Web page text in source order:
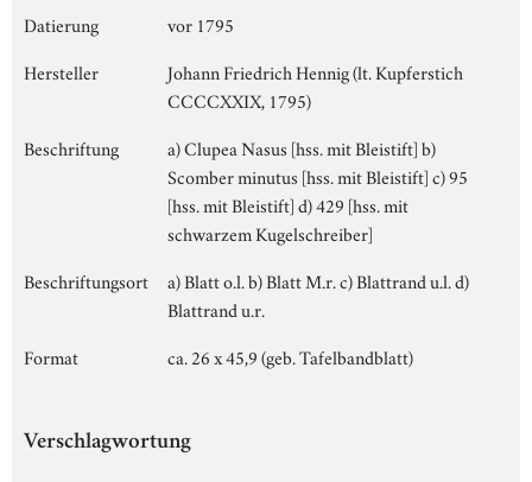
Datierung
vor 1795
Hersteller
Johann Friedrich Hennig (lt. Kupferstich
CCCCXXIX, 1795)
Beschriftung
a) Clupea Nasus [hss. mit Bleistift] b)
Scomber minutus [hss. mit Bleistift] c) 95
[hss. mit Bleistift] d) 429 [hss. mit
schwarzem Kugelschreiber]
Beschriftungsort
a) Blatt o.l. b) Blatt M.r. c) Blattrand u.l. d)
Blattrand u.r.
Format
ca. 26 x 45,9 (geb. Tafelbandblatt)
Verschlagwortung